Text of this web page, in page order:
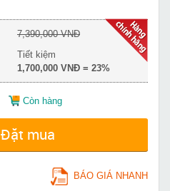
7,390,000 VNĐ
Tiết kiệm
1,700,000 VNĐ = 23%
Còn hàng
Đặt mua
BÁO GIÁ NHANH